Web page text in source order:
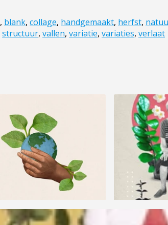
, blank, collage, handgemaakt, herfst,
structuur, vallen, variatie, variaties, verlaat